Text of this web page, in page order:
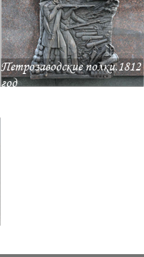
Петрозаводские полки.1812
год